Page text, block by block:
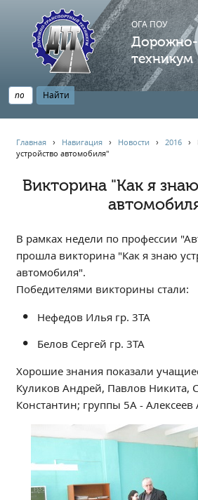
ОГА ПОУ
техникум
НАВИГАЦИЯ
Главная
Профессионалитет
Опрос по качеству образования
Новости
Наблюдательный совет
Независимая оценка качества
Профориентация
Контакты
Региональный центр по
Учебно-производственный
Противодействие коррупции
Всероссийское чемпионатное
Главная › Навигация › Новости ›2016 ›
устройство автомобиля"
Викторина "Как я
В рамках недели по профессии
прошла викторина "Как я знаю
автомобиля".
Победителями викторины стали:
Нефедов Илья гр. 3ТА
Белов Сергей гр. 3ТА
Хорошие знания показали
Куликов Андрей, Павлов Никита,
Константин; группы 5А - Алексеев